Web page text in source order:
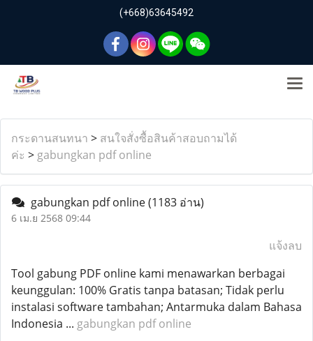
(+668)63645492
กระดานสนทนา > สนใจสั่งซื้อสินค้าสอบถามได้
ค่ะ > gabungkan pdf online
gabungkan pdf online(1183 อ่าน)
6 เม.ย 2568 09:44
แจ้งลบ
Tool gabung PDF online kami menawarkan berbagai
keunggulan: 100% Gratis tanpa batasan; Tidak perlu
instalasi software tambahan; Antarmuka dalam Bahasa
Indonesia ... gabungkan pdf online